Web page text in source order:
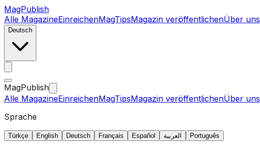
MagPublish
Alle MagazineEinreichenMagTipsMagazin veröffentlichenÜber uns
Deutsch
MagPublish
Alle MagazineEinreichenMagTipsMagazin veröffentlichenÜber uns
Sprache
Türkçe English Deutsch Français Español العربية Português